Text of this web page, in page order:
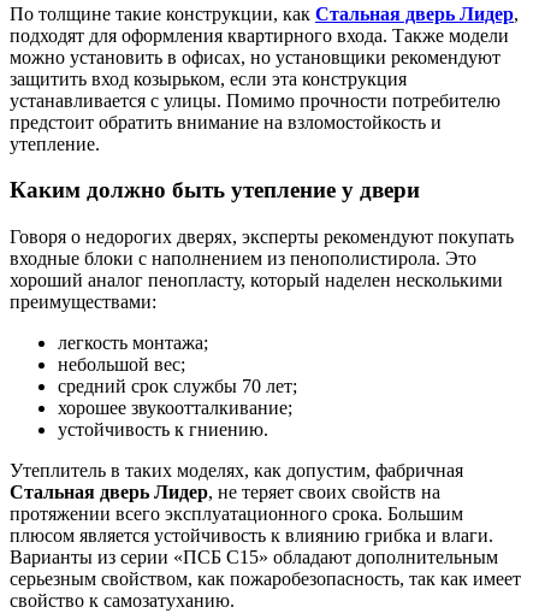
По толщине такие конструкции, как Стальная дверь Лидер,
подходят для оформления квартирного входа. Также модели
можно установить в офисах, но установщики рекомендуют
защитить вход козырьком, если эта конструкция
устанавливается с улицы. Помимо прочности потребителю
предстоит обратить внимание на взломостойкость и
утепление.
Каким должно быть утепление у двери
Говоря о недорогих дверях, эксперты рекомендуют покупать
входные блоки с наполнением из пенополистирола. Это
хороший аналог пенопласту, который наделен несколькими
преимуществами:
легкость монтажа;
небольшой вес;
средний срок службы 70 лет;
хорошее звукоотталкивание;
устойчивость к гниению.
Утеплитель в таких моделях, как допустим, фабричная
Стальная дверь Лидер, не теряет своих свойств на
протяжении всего эксплуатационного срока. Большим
плюсом является устойчивость к влиянию грибка и влаги.
Варианты из серии «ПСБ С15» обладают дополнительным
серьезным свойством, как пожаробезопасность, так как имеет
свойство к самозатуханию.